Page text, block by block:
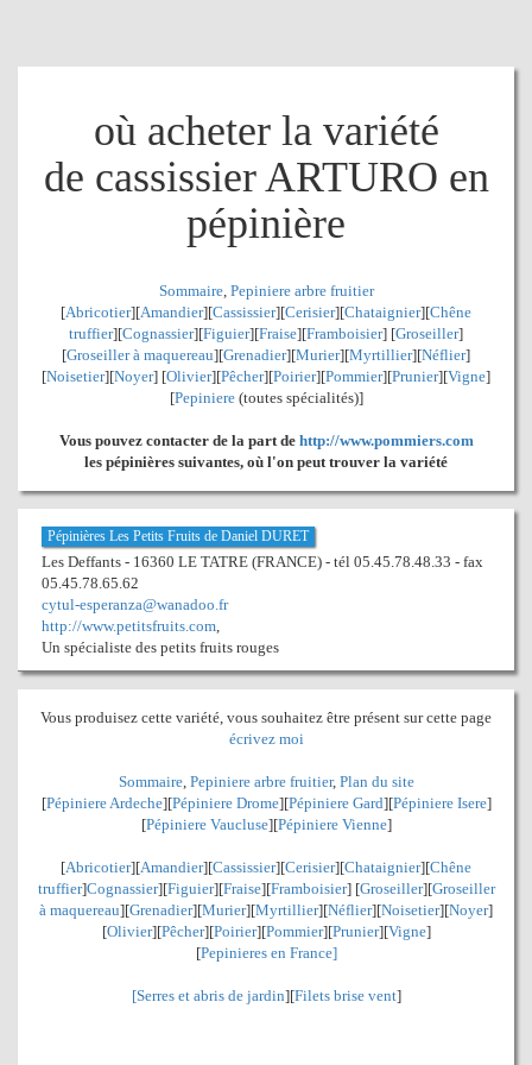
où acheter la variété
de cassissier ARTURO en
pépinière
Sommaire, Pepiniere arbre fruitier
[Abricotier][Amandier][Cassissier][Cerisier][Chataignier][Chêne
truffier][Cognassier][Figuier][Fraise][Framboisier] [Groseiller]
[Groseiller à maquereau][Grenadier][Murier][Myrtillier][Néflier]
[Noisetier][Noyer] [Olivier][Pêcher][Poirier][Pommier][Prunier][Vigne]
[Pepiniere(toutes spécialités)]
Vous pouvez contacter de la part de http://www.pommiers.com
les pépinières suivantes, où l'on peut trouver la variété
Pépinières Les Petits Fruits de Daniel DURET
Les Deffants - 16360 LE TATRE (FRANCE) - tél 05.45.78.48.33 - fax
05.45.78.65.62
cytul-esperanza@wanadoo.fr
http://www.petitsfruits.com,
Un spécialiste des petits fruits rouges
Vous produisez cette variété, vous souhaitez être présent sur cette page
écrivez moi
Sommaire, Pepiniere arbre fruitier, Plan du site
[Pépiniere Ardeche][Pépiniere Drome][Pépiniere Gard][Pépiniere Isere]
[Pépiniere Vaucluse][Pépiniere Vienne]
[Abricotier][Amandier][Cassissier][Cerisier][Chataignier][Chêne
truffier]Cognassier][Figuier][Fraise][Framboisier] [Groseiller][Groseiller
à maquereau][Grenadier][Murier][Myrtillier][Néflier][Noisetier][Noyer]
[Olivier][Pêcher][Poirier][Pommier][Prunier][Vigne]
[Pepinieres en France]
[Serres et abris de jardin][Filets brise vent]